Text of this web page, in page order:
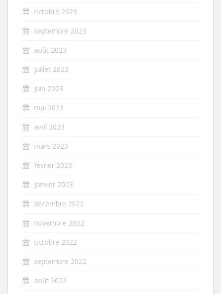
octobre 2023
septembre 2023
août 2023
juillet 2023
juin 2023
mai 2023
avril 2023
mars 2023
février 2023
janvier 2023
décembre 2022
novembre 2022
octobre 2022
septembre 2022
août 2022